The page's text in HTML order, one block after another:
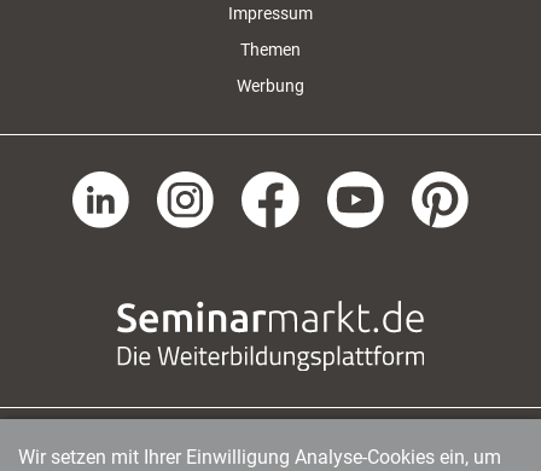
Impressum
Themen
Werbung
managerSeminare Verlags GmbH | Endenicher Str. 41
|
Wir setzen mit Ihrer Einwilligung Analyse-Cookies ein, um